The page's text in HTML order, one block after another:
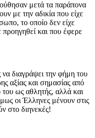
μετά τα παράπονα
με την αδικία που είχε
το οποίο δεν είχε
και που έφερε
διαγράψει την φήμη του
αξίας και σημασίας από
ως αθλητής, αλλά και
οι Έλληνες μένουν στις
στο διηνεκές!